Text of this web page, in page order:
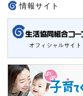
情報サイト